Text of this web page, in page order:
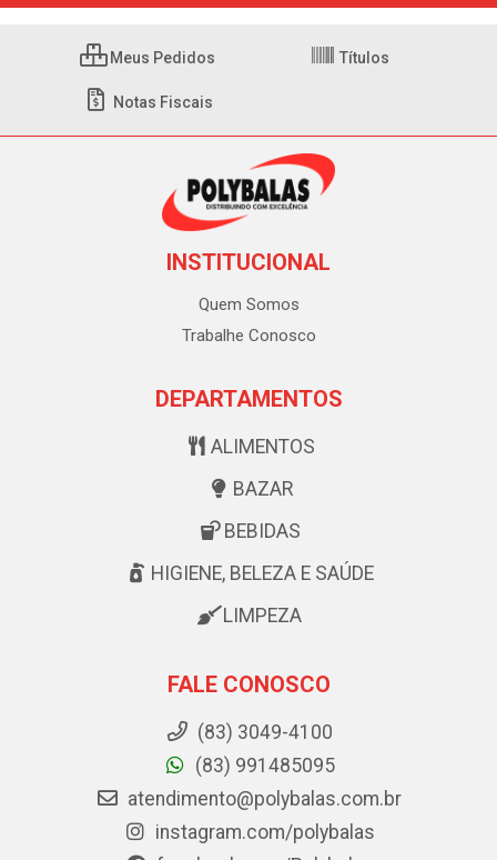
Meus Pedidos Títulos
Notas Fiscais
INSTITUCIONAL
Quem Somos
Trabalhe Conosco
DEPARTAMENTOS
ALIMENTOS
BAZAR
BEBIDAS
HIGIENE, BELEZA E SAÚDE
LIMPEZA
FALE CONOSCO
(83) 3049-4100
(83) 991485095
atendimento@polybalas.com.br
instagram.com/polybalas